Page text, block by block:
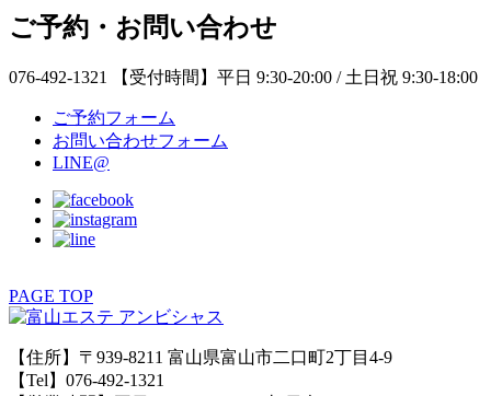
ご予約・お問い合わせ
076-492-1321 【受付時間】平日 9:30-20:00 / 土日祝 9:30-18:00
ご予約フォーム
お問い合わせフォーム
LINE@
PAGE TOP
【住所】〒939-8211 富山県富山市二口町2丁目4-9
【Tel】076-492-1321